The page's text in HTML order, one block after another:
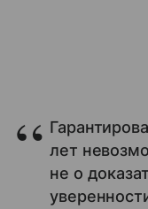
лет
не о